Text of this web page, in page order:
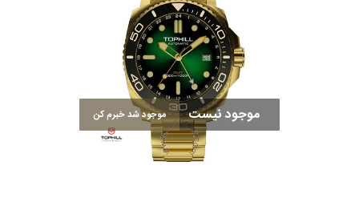
موجود نیست موجود شد خبرم کن